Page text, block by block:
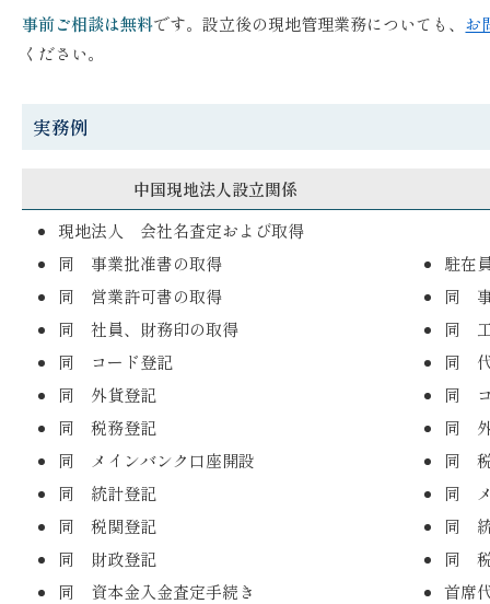
事前ご相談は無料です。設立後の現地管理業務についても、 お
ください。
実務例
中国現地法人設立関係
現地法人 会社名査定および取得
同 事業批准書の取得
同 営業許可書の取得
同 社員、財務印の取得
同 コード登記
同 外貨登記
同 税務登記
同 メインバンク口座開設
同 統計登記
同 税関登記
同 財政登記
同 資本金入金査定手続き
駐在
同
同
同
同
同
同
同
同
同
首席